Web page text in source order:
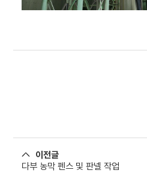
이전글
다부 농막 펜스 및 판넬 작업